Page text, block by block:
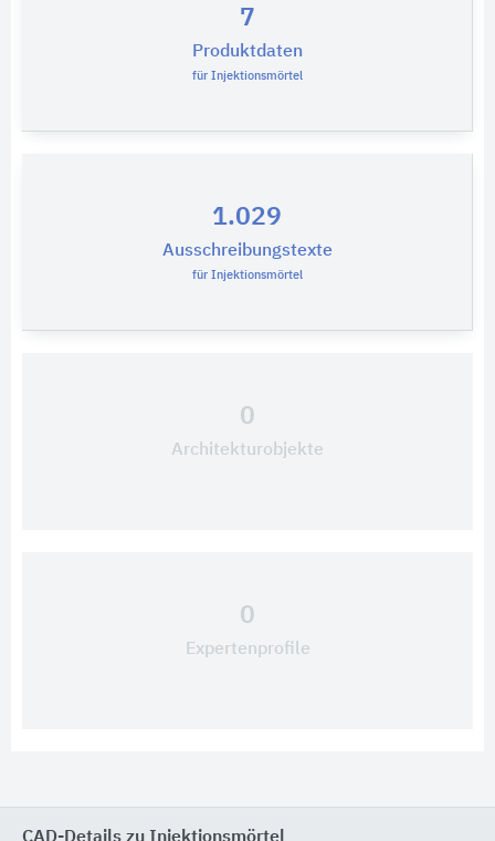
7
Produktdaten
für Injektionsmörtel
1.029
Ausschreibungstexte
für Injektionsmörtel
0
Architekturobjekte
0
Expertenprofile